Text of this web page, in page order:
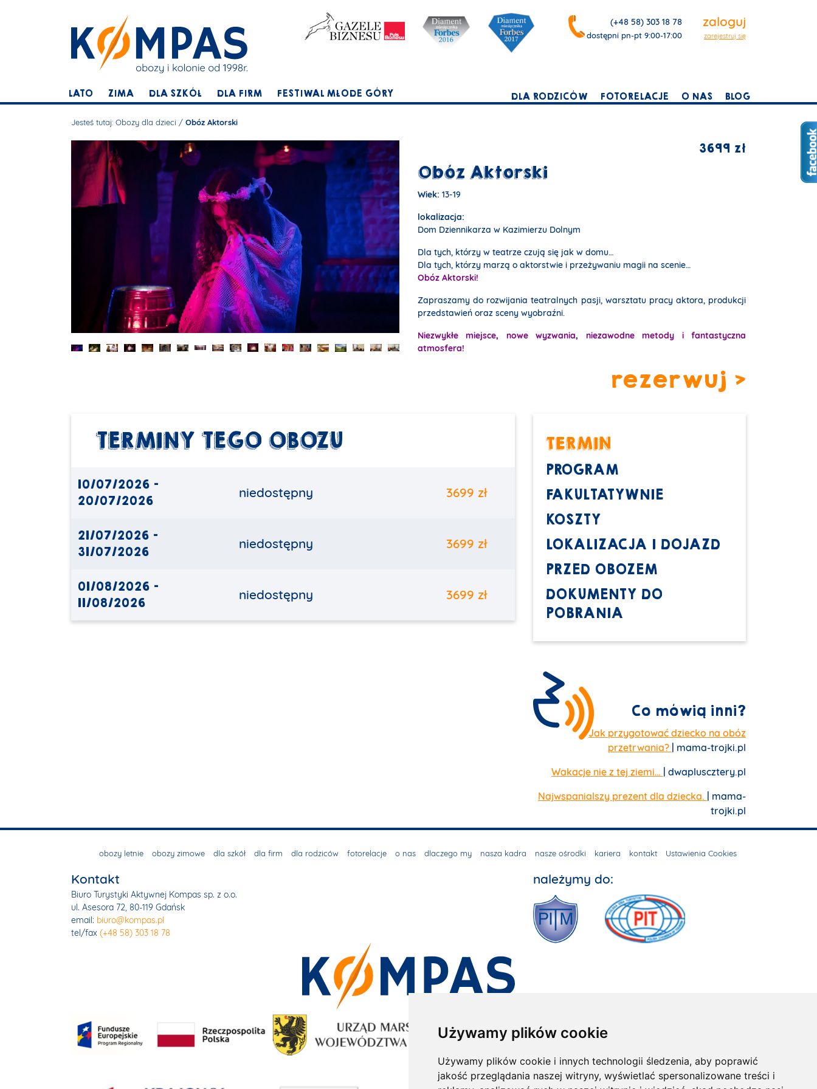
Używamy plików cookie
Używamy plików cookie i innych technologii śledzenia, aby poprawić
jakość przeglądania naszej witryny, wyświetlać spersonalizowane treści i
x
(+48 58) 303 18 78
dostępni pn-pt 9:00-17:00
zaloguj
zarejestruj się
LATO ZIMA DLA SZKÓŁ DLA FIRM FESTIWAL MŁODE GÓRY DLA RODZICÓW FOTORELACJE O NAS BLOG
Jesteś tutaj: Obozy dla dzieci / Obóz Aktorski
3699 zł
Obóz Aktorski
Wiek: 13-19
lokalizacja:
Dom Dziennikarza w Kazimierzu Dolnym
Dla tych, którzy w teatrze czują się jak w domu…
Dla tych, którzy marzą o aktorstwie i przeżywaniu magii na scenie…
Obóz Aktorski!
Zapraszamy do rozwijania teatralnych pasji, warsztatu pracy aktora, produkcji
przedstawień oraz sceny wyobraźni.
Niezwykłe miejsce, nowe wyzwania, niezawodne metody i fantastyczna
atmosfera!
rezerwuj >
TERMIN
PROGRAM
FAKULTATYWNIE
KOSZTY
LOKALIZACJA I DOJAZD
PRZED OBOZEM
DOKUMENTY DO
POBRANIA
Co mówią inni?
Jak przygotować dziecko na obóz
przetrwania?
| mama-trojki.pl
Wakacje nie z tej ziemi…
| dwapluscztery.pl
Najwspanialszy prezent dla dziecka.
| mama-
trojki.pl
TERMINY TEGO OBOZU
10/07/2026 -
20/07/2026
niedostępny 3699 zł
21/07/2026 -
31/07/2026
niedostępny 3699 zł
01/08/2026 -
11/08/2026
niedostępny 3699 zł
obozy letnie obozy zimowe dla szkół dla firm dla rodziców fotorelacje o nas dlaczego my nasza kadra nasze ośrodki kariera kontakt Ustawienia Cookies
Kontakt
Biuro Turystyki Aktywnej Kompas sp. z o.o.
ul. Asesora 72, 80-119 Gdańsk
email: biuro@kompas.pl
tel/fax (+48 58) 303 18 78
należymy do: